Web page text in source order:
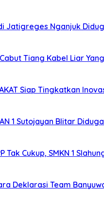
di Jatigreges Nganjuk
Tiang Kabel Liar
Siap Tingkatkan
1 Sutojayan Blitar
Tak Cukup, SMKN 1
Deklarasi Team